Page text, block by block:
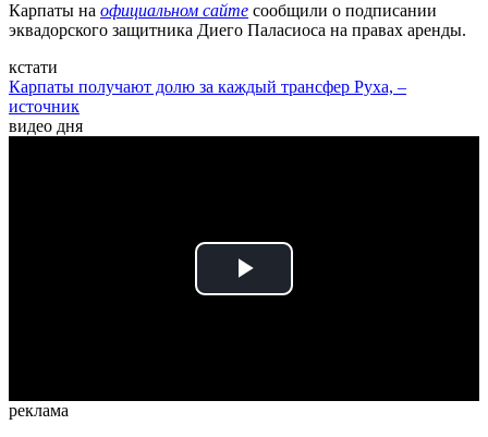
Карпаты на официальном сайте сообщили о подписании
эквадорского защитника Диего Паласиоса на правах аренды.
кстати
Карпаты получают долю за каждый трансфер Руха, –
источник
видео дня
Play
реклама